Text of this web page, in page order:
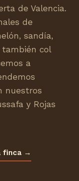
de Valencia.
de
sandía,
también col
a
nuestros
y Rojas
finca →